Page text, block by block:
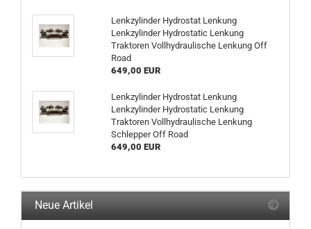
Lenkzylinder Hydrostat Lenkung
Lenkzylinder Hydrostatic Lenkung
Traktoren Vollhydraulische Lenkung Off
Road
649,00 EUR
Lenkzylinder Hydrostat Lenkung
Lenkzylinder Hydrostatic Lenkung
Traktoren Vollhydraulische Lenkung
Schlepper Off Road
649,00 EUR
Neue Artikel